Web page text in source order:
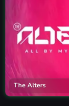
The Alters